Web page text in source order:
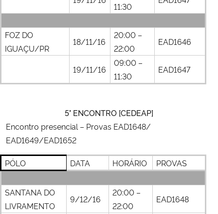
11:30
FOZ DO
IGUAÇU/PR
18/11/16
20:00 –
22:00
EAD1646
19/11/16
09:00 –
11:30
EAD1647
5° ENCONTRO [CEDEAP]
Encontro presencial – Provas EAD1648/
EAD1649/EAD1652
PÓLO DATA HORÁRIO PROVAS
SANTANA DO
LIVRAMENTO
9/12/16
20:00 –
22:00
EAD1648